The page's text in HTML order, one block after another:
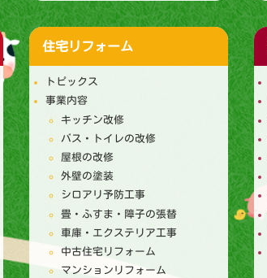
住宅リフォーム
トピックス
事業内容
キッチン改修
バス・トイレの改修
屋根の改修
外壁の塗装
シロアリ予防工事
畳・ふすま・障子の張替
車庫・エクステリア工事
中古住宅リフォーム
マンションリフォーム